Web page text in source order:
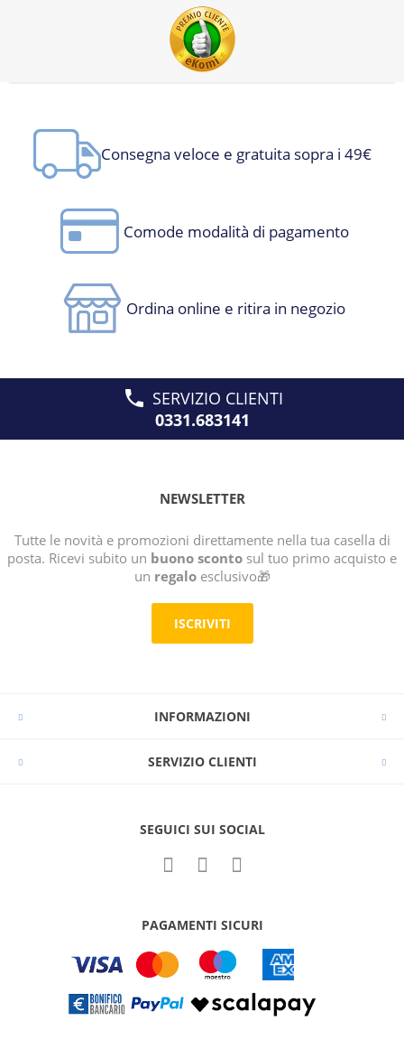
Consegna veloce e gratuita sopra i 49€
Comode modalità di pagamento
Ordina online e ritira in negozio
SERVIZIO CLIENTI
0331.683141
NEWSLETTER
Tutte le novità e promozioni direttamente nella tua casella di
posta. Ricevi subito un buono sconto sul tuo primo acquisto e
un regaloesclusivo🎁
ISCRIVITI
INFORMAZIONI
SERVIZIO CLIENTI
SEGUICI SUI SOCIAL
PAGAMENTI SICURI